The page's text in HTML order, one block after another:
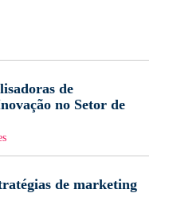
de
no Setor de
de marketing